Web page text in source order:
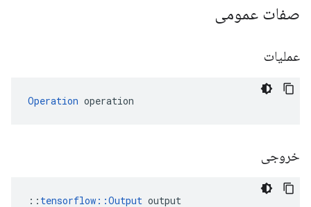
صفات عمومی
عملیات
Operation operation
خروجی
:: tensorflow::Output output